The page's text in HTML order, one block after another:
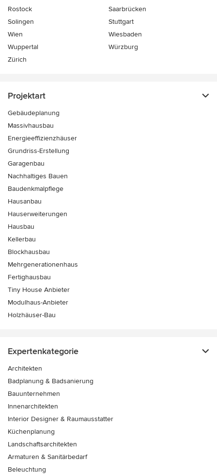
Rostock
Saarbrücken
Solingen
Stuttgart
Wien
Wiesbaden
Wuppertal
Würzburg
Zürich
Projektart
Gebäudeplanung
Massivhausbau
Energieeffizienzhäuser
Grundriss-Erstellung
Garagenbau
Nachhaltiges Bauen
Baudenkmalpflege
Hausanbau
Hauserweiterungen
Hausbau
Kellerbau
Blockhausbau
Mehrgenerationenhaus
Fertighausbau
Tiny House Anbieter
Modulhaus-Anbieter
Holzhäuser-Bau
Expertenkategorie
Architekten
Badplanung & Badsanierung
Bauunternehmen
Innenarchitekten
Interior Designer & Raumausstatter
Küchenplanung
Landschaftsarchitekten
Armaturen & Sanitärbedarf
Beleuchtung